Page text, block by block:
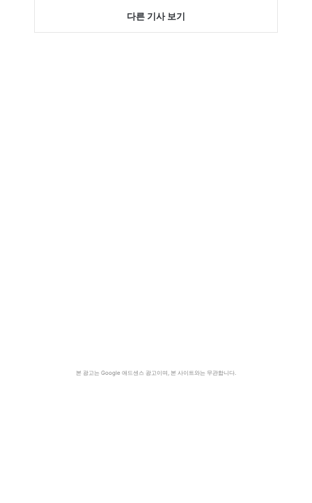
다른 기사 보기
본 광고는 Google 애드센스 광고이며, 본 사이트와는 무관합니다.